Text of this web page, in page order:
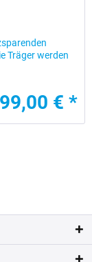
Träger werden
€ *